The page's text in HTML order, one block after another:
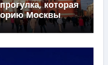
которая
Москвы